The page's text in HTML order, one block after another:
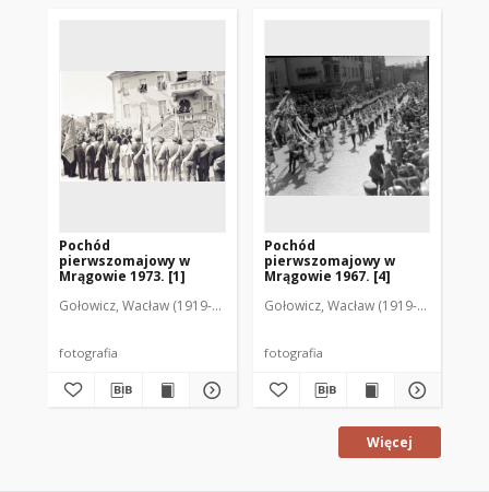
Pochód
pierwszomajowy w
Mrągowie 1973. [1]
Gołowicz, Wacław (1919-1983). Fot.
fotografia
Pochód
pierwszomajowy w
Mrągowie 1967. [4]
Gołowicz, Wacław (1919-1983). Fot.
fotografia
Więcej